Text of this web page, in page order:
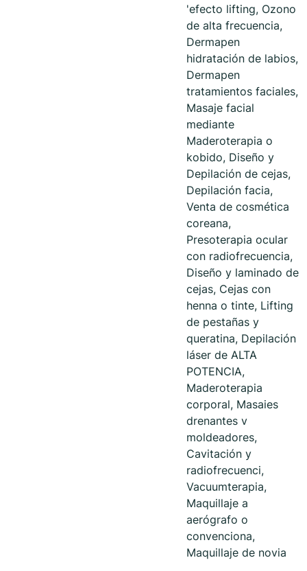
'efecto lifting, Ozono
de alta frecuencia,
Dermapen
hidratación de labios,
Dermapen
tratamientos faciales,
Masaje facial
mediante
Maderoterapia o
kobido, Diseño y
Depilación de cejas,
Depilación facia,
Venta de cosmética
coreana,
Presoterapia ocular
con radiofrecuencia,
Diseño y laminado de
cejas, Cejas con
henna o tinte, Lifting
de pestañas y
queratina, Depilación
láser de ALTA
POTENCIA,
Maderoterapia
corporal, Masaies
drenantes v
moldeadores,
Cavitación y
radiofrecuenci,
Vacuumterapia,
Maquillaje a
aerógrafo o
convenciona,
Maquillaje de novia